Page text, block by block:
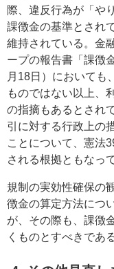
際、違反行為が「や
課徴金の基準とされ
維持されている。金
ープの報告書「課徴
月18日）においても
ものではない以上、
の指摘もあるとされ
引に対する行政上の
ことについて、憲法
される根拠ともなっ
規制の実効性確保の
徴金の算定方法につ
が、その際も、課徴
くものとすべきである